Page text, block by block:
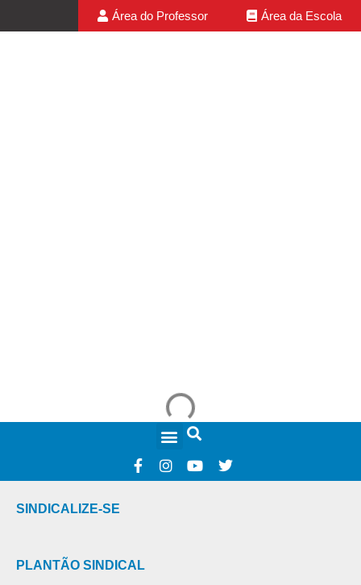
Área do Professor Área da Escola
SINDICALIZE-SE
PLANTÃO SINDICAL